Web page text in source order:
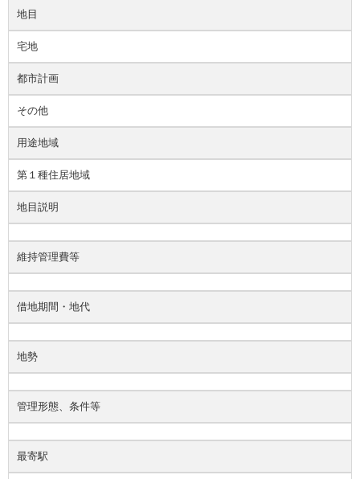
地目
宅地
都市計画
その他
用途地域
第１種住居地域
地目説明
維持管理費等
借地期間・地代
地勢
管理形態、条件等
最寄駅